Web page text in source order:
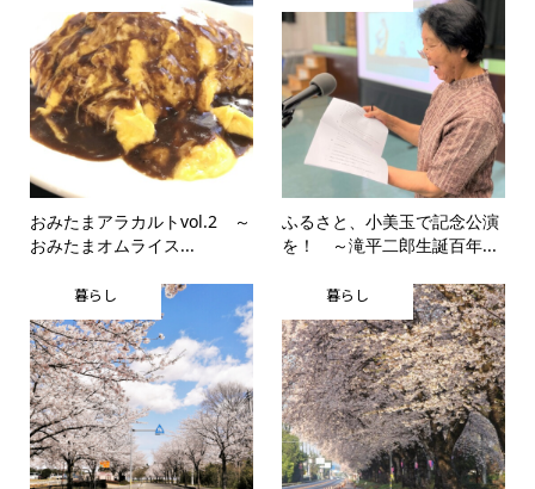
おみたまアラカルトvol.2 ～
おみたまオムライス...
ふるさと、小美玉で記念公演
を！ ～滝平二郎生誕百年...
暮らし 暮らし